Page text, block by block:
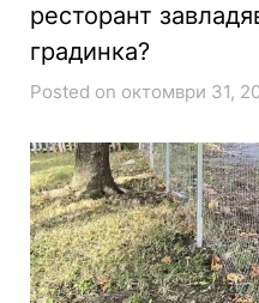
ресторант
градинка?
Posted on октомври 31,